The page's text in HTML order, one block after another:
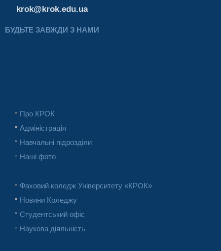
krok@krok.edu.ua
БУДЬТЕ ЗАВЖДИ З НАМИ
Про КРОК
Адміністрація
Навчальні підрозділи
Наші фото
Фаховий коледж Університету «КРОК»
Новини Коледжу
Студентський офіс
Наукова діяльність